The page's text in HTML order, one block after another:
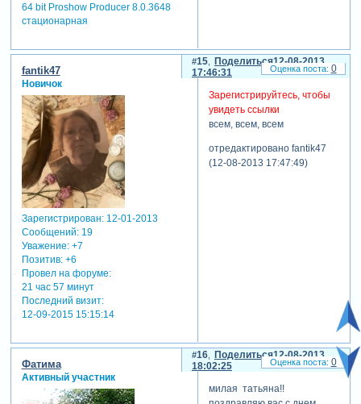
64 bit Proshow Producer 8.0.3648
стационарная
Поделиться
15
12-08-2013
17:46:31
fantik47
Новичок
Зарегистрирован: 12-01-2013
Сообщений:19
Уважение: +7
Позитив: +6
Провел на форуме:
21 час 57 минут
Последний визит:
12-09-2015 15:15:14
Зарегистрируйтесь, чтобы
увидеть ссылки
всем, всем, всем
отредактировано fantik47
(12-08-2013 17:47:49)
0
Поделиться
16
12-08-2013
18:02:25
Фатима
Активный участник
милая татьяна!!
0